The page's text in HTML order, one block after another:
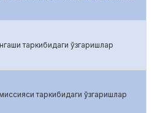
таркибидаги ўзгаришлар
таркибидаги ўзгаришлар